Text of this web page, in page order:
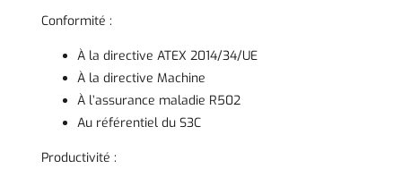
Conformité :
À la directive ATEX 2014/34/UE
À la directive Machine
À l’assurance maladie R502
Au référentiel du S3C
Productivité :